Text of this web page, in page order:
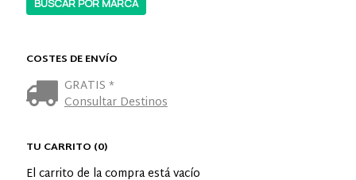
COSTES DE ENVÍO
GRATIS *
Consultar Destinos
TU CARRITO (0)
El carrito de la compra está vacío